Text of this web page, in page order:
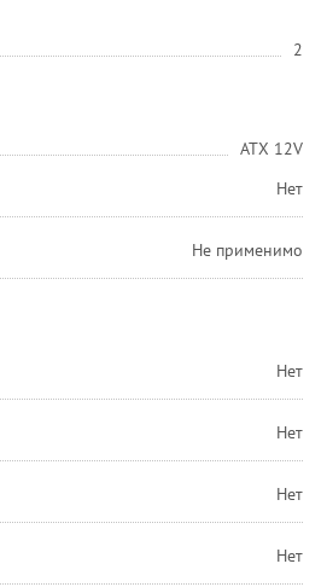
2
ATX 12V
Нет
Не применимо
Нет
Нет
Нет
Нет